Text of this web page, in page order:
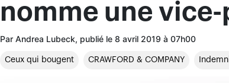
nomme une
Par Andrea Lubeck, publié le 8 avril 2019 à 07h00
Ceux qui bougent CRAWFORD & COMPANY